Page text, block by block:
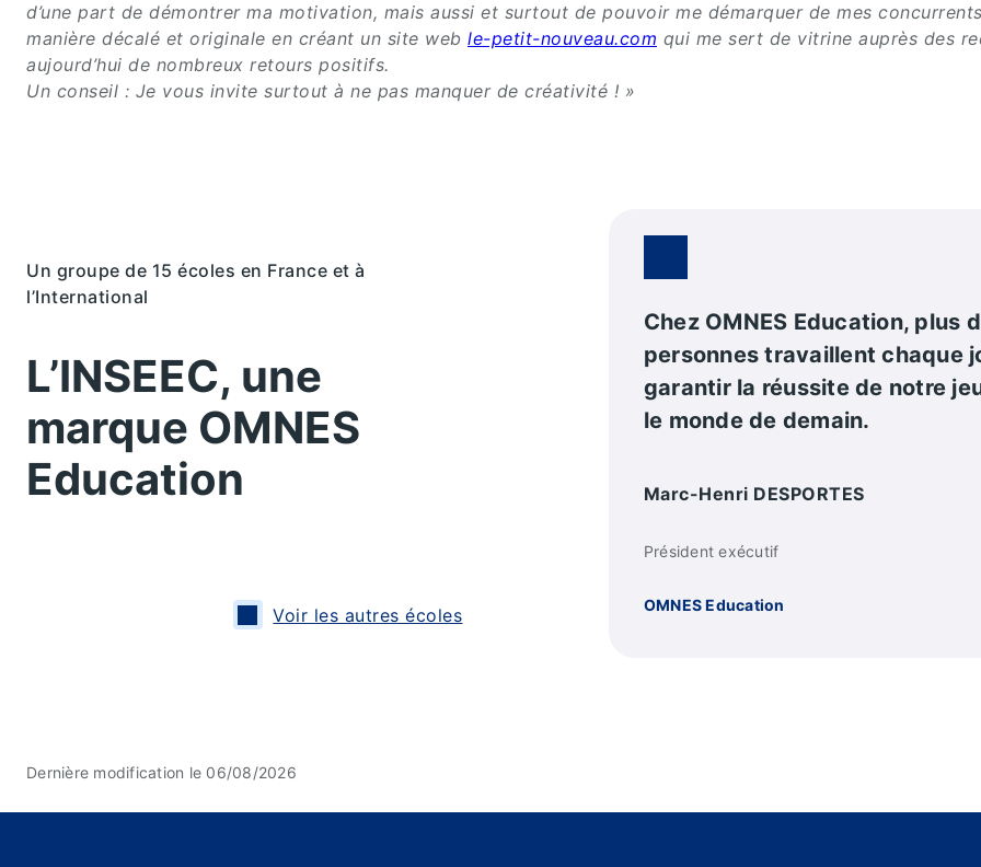
d’une part de démontrer ma motivation, mais aussi et surtout de pouvoir me démarquer de mes
manière décalé et originale en créant un site web le-petit-nouveau.com qui me sert de vitrine auprès des
aujourd’hui de nombreux retours positifs.
Un conseil : Je vous invite surtout à ne pas manquer de créativité ! »
Un groupe de 15 écoles en France et à
l’International
L’INSEEC, une
marque OMNES
Education
Voir les autres écoles
Chez OMNES Education, plus
personnes travaillent chaque
garantir la réussite de notre
le monde de demain.
Marc-Henri DESPORTES
Président exécutif
OMNES Education
Dernière modification le 06/08/2026